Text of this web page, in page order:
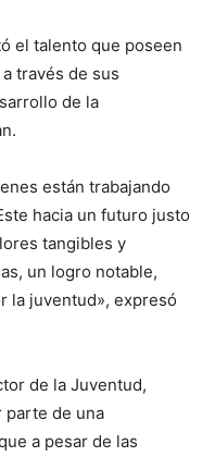
el talento que poseen
través de sus
de la
están trabajando
hacia un futuro justo
tangibles y
un logro notable,
la juventud», expresó
de la Juventud,
parte de una
a pesar de las